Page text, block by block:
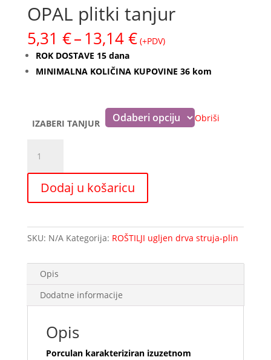
OPAL plitki tanjur
5,31 €–13,14€Raspon
cijena:
od
5,31 €
13,14 €
(+PDV)
ROK DOSTAVE 15 dana
MINIMALNA KOLIČINA KUPOVINE 36 kom
IZABERI TANJUR Obriši
plitki
tanjur
količina
Dodaj u košaricu
SKU: N/A Kategorija: ROŠTILJI ugljen drva struja-plin
Opis
Dodatne informacije
Opis
Porculan karakteriziran izuzetnom